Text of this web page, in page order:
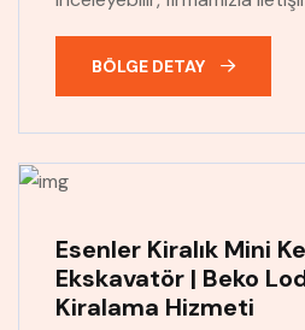
BÖLGE DETAY
Esenler Kiralık Mini
Ekskavatör | Beko
Kiralama Hizmeti